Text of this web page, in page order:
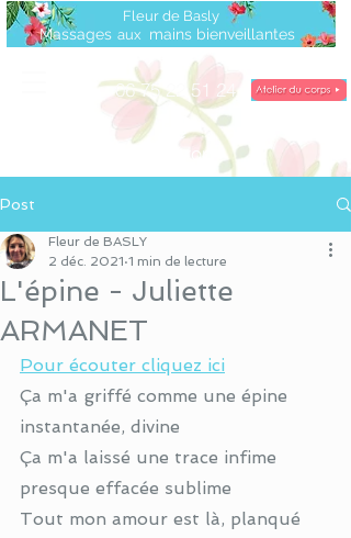
Fleur de Basly
06 75 22 51 24
Massages aux mains bienveillantes
île
d'Oléron
Post
L'épine - Juliette
ARMANET
Fleur de BASLY
2 déc. 2021 1 min de lecture
Pour écouter cliquez ici
Ça m'a griffé comme une épine
instantanée, divine
Ça m'a laissé une trace infime
presque effacée sublime
Tout mon amour est là, planqué